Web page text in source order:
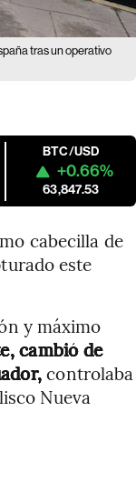
tras un operativo
BTC/USD
+0.66%
63,847.53
cabecilla de
este
y máximo
cambió de
controlaba
Nueva